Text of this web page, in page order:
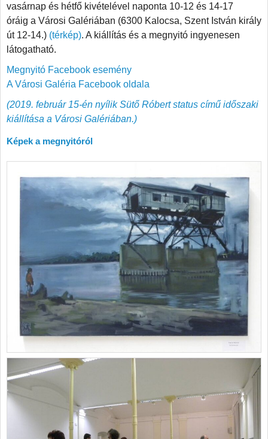
vasárnap és hétfő kivételével naponta 10-12 és 14-17
óráig a Városi Galériában (6300 Kalocsa, Szent István király
út 12-14.) (térkép). A kiállítás és a megnyitó ingyenesen
látogatható.
Megnyitó Facebook esemény
A Városi Galéria Facebook oldala
(2019. február 15-én nyílik Sütő Róbert status című időszaki
kiállítása a Városi Galériában.)
Képek a megnyitóról